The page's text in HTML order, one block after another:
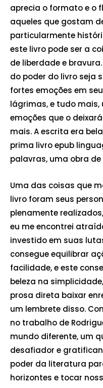
aprecia o formato e o
aqueles que gostam
particularmente
este livro pode ser a
de liberdade e
do poder do livro seja
fortes emoções em
lágrimas, e tudo mais,
emoções que o
mais. A escrita era
prima livro epub
palavras, uma obra de
Uma das coisas que
livro foram seus
plenamente
eu me encontrei
investido em suas
consegue equilibrar
facilidade, e este
beleza na
prosa direta baixar
um lembrete disso.
no trabalho de
mundo diferente, um
desafiador e
poder da literatura
horizontes e tocar